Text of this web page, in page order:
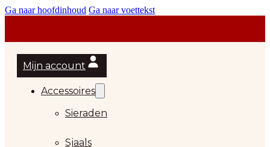
Ga naar hoofdinhoud Ga naar voettekst
Mijn account
Accessoires
Sieraden
Sjaals